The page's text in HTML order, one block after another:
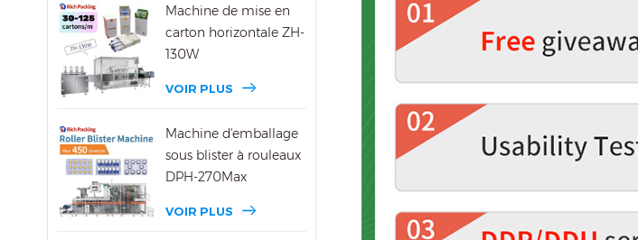
Machine de mise en
carton horizontale ZH-
130W
VOIR PLUS
Machine d'emballage
sous blister à rouleaux
DPH-270Max
VOIR PLUS